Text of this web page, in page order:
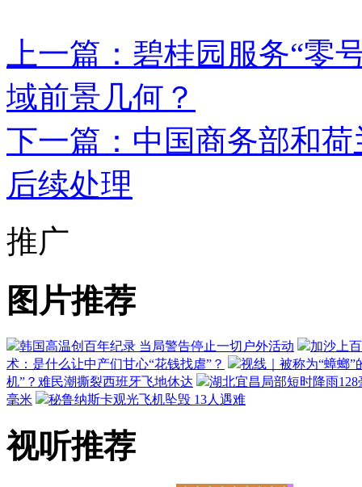
上一篇：碧桂园服务“零
域前景几何？
下一篇：中国商务部和
后续处理
推广
图片推荐
韩国高温创百年纪录 当局警告停止一切户外活动
加沙上
术：是什么让中产们甘心“花钱找虐”？
视线｜被称为“蟑螂
机”？难民潮撕裂西班牙飞地休达
湖北宜昌局部短时降雨
毫米
秘鲁纳斯卡观光飞机坠毁 13人遇难
视听推荐